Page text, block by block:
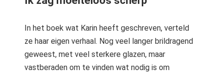
In het boek wat Karin heeft geschreven, verteld
ze haar eigen verhaal. Nog veel langer brildragend
geweest, met veel sterkere glazen, maar
vastberaden om te vinden wat nodig is om